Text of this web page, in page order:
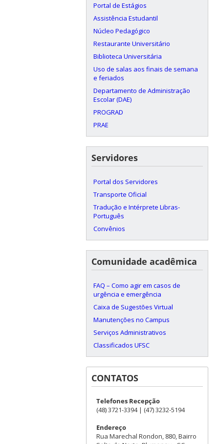
Portal de Estágios
Assistência Estudantil
Núcleo Pedagógico
Restaurante Universitário
Biblioteca Universitária
Uso de salas aos finais de semana
e feriados
Departamento de Administração
Escolar (DAE)
PROGRAD
PRAE
Servidores
Portal dos Servidores
Transporte Oficial
Tradução e Intérprete Libras-
Português
Convênios
Comunidade acadêmica
FAQ – Como agir em casos de
urgência e emergência
Caixa de Sugestões Virtual
Manutenções no Campus
Serviços Administrativos
Classificados UFSC
CONTATOS
Telefones Recepção
(48) 3721-3394 | (47) 3232-5194
Endereço
Rua Marechal Rondon, 880, Bairro